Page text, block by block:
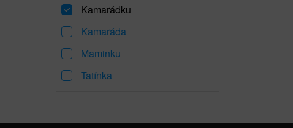
Kamarádku
Kamaráda
Maminku
Tatínka